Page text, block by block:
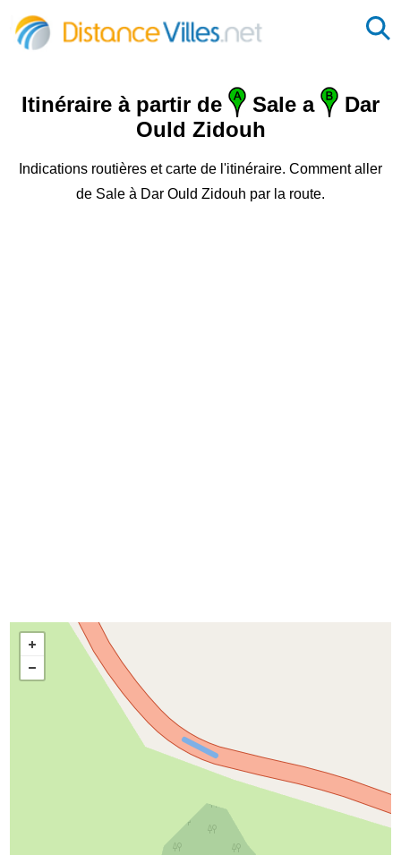
Itinéraire à partir de Sale a
Dar
Ould Zidouh
Indications routières et carte de l'itinéraire. Comment aller
de Sale à Dar Ould Zidouh par la route.